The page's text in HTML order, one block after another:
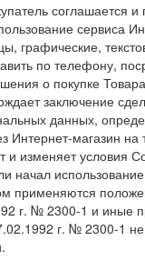
сервиса
графические,
по телефону,
о покупке
заключение
данных,
Интернет-магазин
и изменяет
начал
г. № 2300-1 и иные
г. № 2300-1